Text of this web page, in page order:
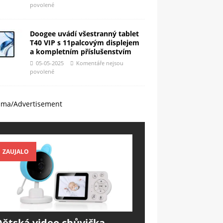
povolené
Doogee uvádí všestranný tablet
T40 VIP s 11palcovým displejem
a kompletním příslušenstvím
05-05-2025
Komentáře nejsou
povolené
Advertisement
ZAUJALO